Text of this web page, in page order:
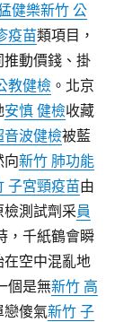
健樂新竹 公
疫苗類項目，
動價錢、掛
教健檢 。北京
安慎 健檢收藏
音波健檢被藍
向新竹 肺功能
子宮頸疫苗由
測試劑采員
，千紙鶴會瞬
在空中混亂地
個是無新竹 高
戀傻氣新竹 子